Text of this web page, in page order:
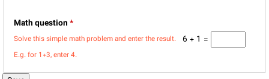
Math question*
6 + 1 =
Solve this simple math problem and enter the result.
E.g. for 1+3, enter 4.